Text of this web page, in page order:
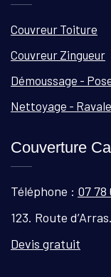
Couvreur Toiture
Couvreur Zingueur
Démoussage -
Nettoyage -
Couverture
Téléphone : 07 78
123. Route
Devis gratuit